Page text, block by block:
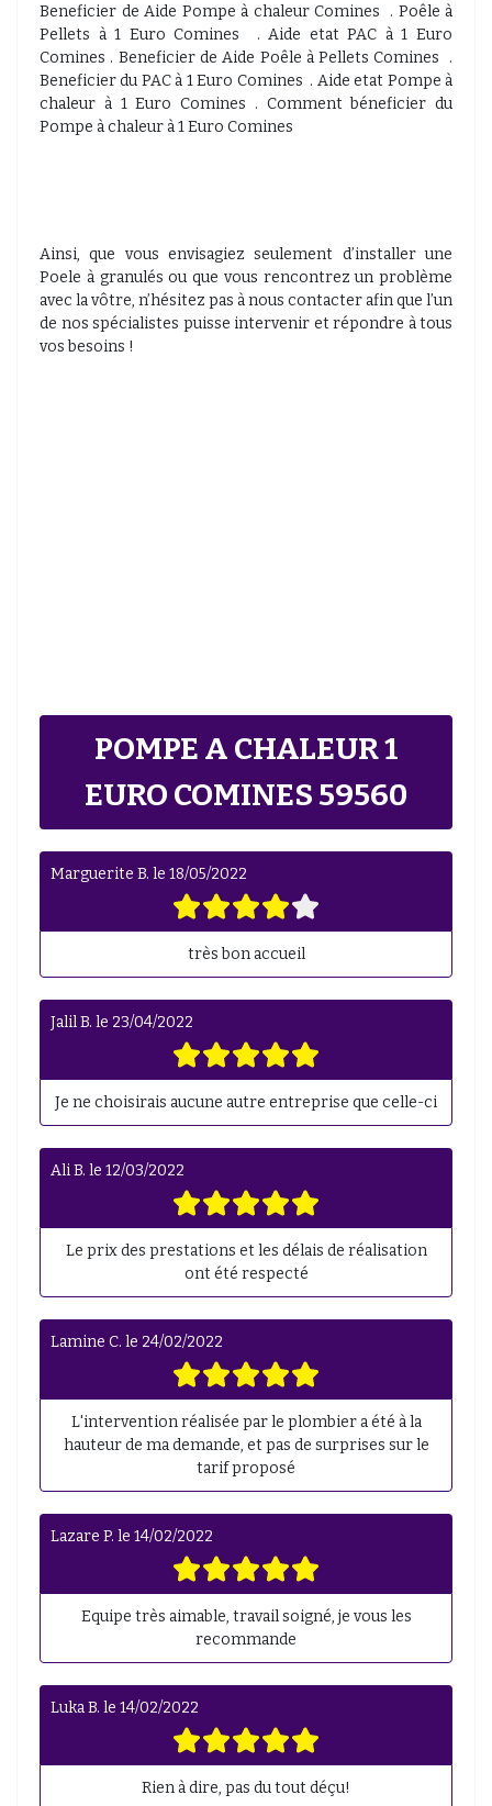
Beneficier de Aide Pompe à chaleur Comines . Poêle à
Pellets à 1 Euro Comines . Aide etat PAC à 1 Euro
Comines . Beneficier de Aide Poêle à Pellets Comines .
Beneficier du PAC à 1 Euro Comines . Aide etat Pompe à
chaleur à 1 Euro Comines . Comment béneficier du
Pompe à chaleur à 1 Euro Comines
Ainsi, que vous envisagiez seulement d’installer une
Poele à granulés ou que vous rencontrez un problème
avec la vôtre, n’hésitez pas à nous contacter afin que l’un
de nos spécialistes puisse intervenir et répondre à tous
vos besoins !
POMPE A CHALEUR 1
EURO COMINES 59560
Marguerite B. le 18/05/2022
très bon accueil
Jalil B. le 23/04/2022
Je ne choisirais aucune autre entreprise que celle-ci
Ali B. le 12/03/2022
Le prix des prestations et les délais de réalisation
ont été respecté
Lamine C. le 24/02/2022
L'intervention réalisée par le plombier a été à la
hauteur de ma demande, et pas de surprises sur le
tarif proposé
Lazare P. le 14/02/2022
Equipe très aimable, travail soigné, je vous les
recommande
Luka B. le 14/02/2022
Rien à dire, pas du tout déçu!